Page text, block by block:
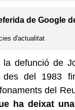
de Google
d'actualitat
defunció de
des del 1983
del
ha deixat